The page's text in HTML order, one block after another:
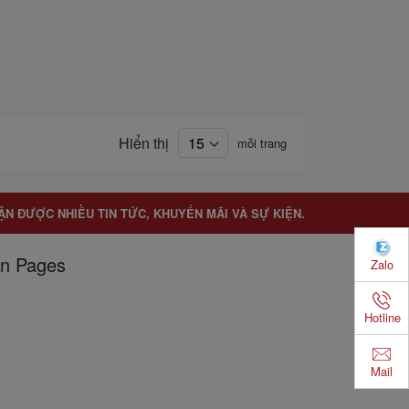
Hiển thị mỗi trang
ĐƯỢC NHIỀU TIN TỨC, KHUYẾN MÃI VÀ SỰ KIỆN.
Pages Zalo
Hotline
Mail